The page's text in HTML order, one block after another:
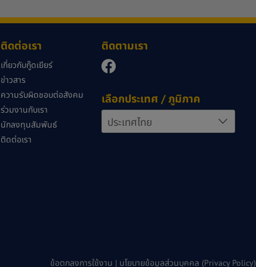
ติดต่อเรา
เกี่ยวกับกู๊ดเยียร์
ข่าวสาร
ความรับผิดชอบต่อสังคม
ร่วมงานกับเรา
นักลงทุนสัมพันธ์
ติดต่อเรา
ติดตามเรา
เลือกประเทศ / ภูมิภาค
ข้อตกลงการใช้งาน | นโยบายข้อมูลส่วนบุคคล (Privacy Policy)